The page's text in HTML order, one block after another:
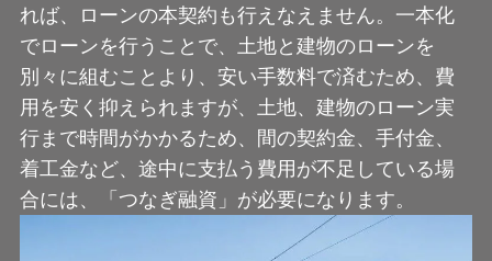
れば、ローンの本契約も行えなえません。一本化
でローンを行うことで、土地と建物のローンを
別々に組むことより、安い手数料で済むため、費
用を安く抑えられますが、土地、建物のローン実
行まで時間がかかるため、間の契約金、手付金、
着工金など、途中に支払う費用が不足している場
合には、「つなぎ融資」が必要になります。